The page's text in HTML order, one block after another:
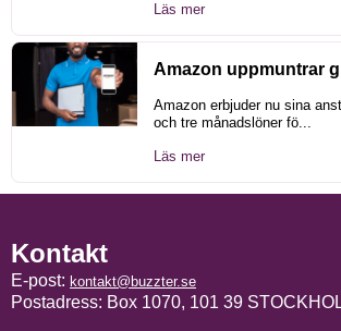
Läs mer
Amazon uppmuntrar
Amazon erbjuder nu sina
och tre månadslöner fö...
Läs mer
Kontakt
E-post: kontakt@buzzter.se
Postadress: Box 1070, 101 39